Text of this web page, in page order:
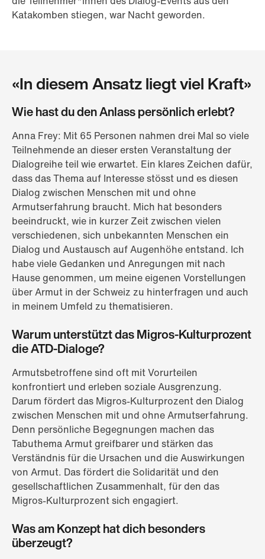
Katakomben stiegen, war Nacht geworden.
«In diesem Ansatz liegt viel Kraft»
Wie hast du den Anlass persönlich erlebt?
Anna Frey: Mit 65 Personen nahmen drei Mal so viele
Teilnehmende an dieser ersten Veranstaltung der
Dialogreihe teil wie erwartet. Ein klares Zeichen dafür,
dass das Thema auf Interesse stösst und es diesen
Dialog zwischen Menschen mit und ohne
Armutserfahrung braucht. Mich hat besonders
beeindruckt, wie in kurzer Zeit zwischen vielen
verschiedenen, sich unbekannten Menschen ein
Dialog und Austausch auf Augenhöhe entstand. Ich
habe viele Gedanken und Anregungen mit nach
Hause genommen, um meine eigenen Vorstellungen
über Armut in der Schweiz zu hinterfragen und auch
in meinem Umfeld zu thematisieren.
Warum unterstützt das Migros-Kulturprozent
die ATD-Dialoge?
Armutsbetroffene sind oft mit Vorurteilen
konfrontiert und erleben soziale Ausgrenzung.
Darum fördert das Migros-Kulturprozent den Dialog
zwischen Menschen mit und ohne Armutserfahrung.
Denn persönliche Begegnungen machen das
Tabuthema Armut greifbarer und stärken das
Verständnis für die Ursachen und die Auswirkungen
von Armut. Das fördert die Solidarität und den
gesellschaftlichen Zusammenhalt, für den das
Migros-Kulturprozent sich engagiert.
Was am Konzept hat dich besonders
überzeugt?